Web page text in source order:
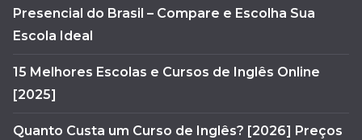
Presencial do Brasil – Compare e Escolha Sua
Escola Ideal
15 Melhores Escolas e Cursos de Inglês Online
[2025]
Quanto Custa um Curso de Inglês? [2026] Preços